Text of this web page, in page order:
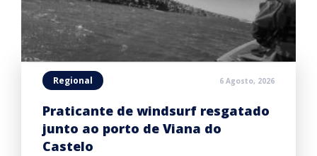
Regional 6 Agosto, 2026
Praticante de windsurf resgatado
junto ao porto de Viana do
Castelo